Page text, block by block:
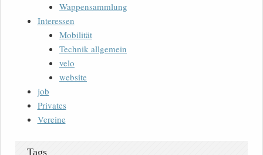
Wappensammlung
Interessen
Mobilität
Technik allgemein
velo
website
job
Privates
Vereine
Tags